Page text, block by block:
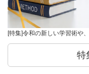
[特集]令和の新しい学習術や
特